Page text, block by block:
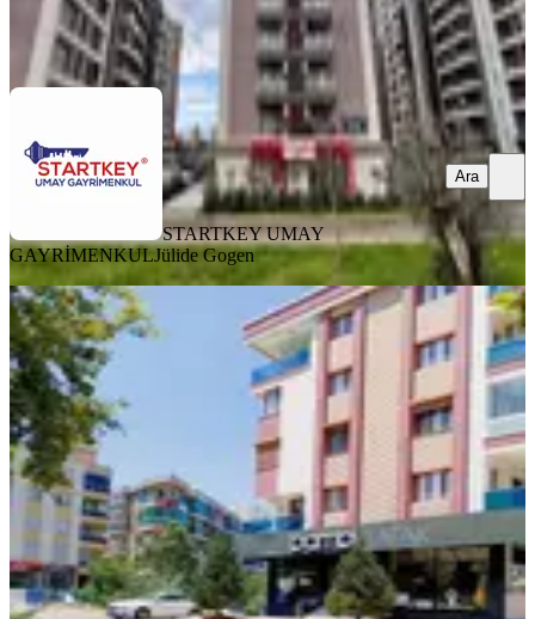
STARTKEY UMAY GAYRİMENKULJülide Gogen
Ara
STARTKEY UMAY
GAYRİMENKULJülide Gogen
Ara
YENİ
Karşıyaka Nergiz Dedebaşında Eşyalı
1+1 Kiralık Daire
Karşıyaka, Dedebaşı Mahallesi
4. Kat 07.08.2026
34.000 ₺
Turpa BlackTunay Özkan